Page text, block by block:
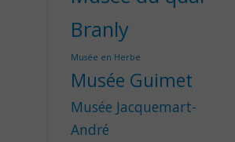
Branly
Musée en Herbe
Musée Guimet
Musée Jacquemart-
André